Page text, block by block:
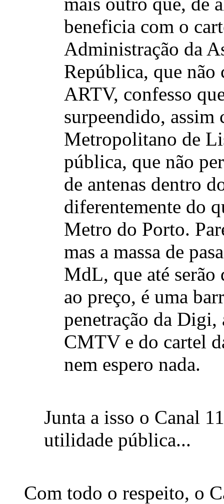
beneficia com o
Administração da
República, que não
ARTV, confesso
surpeendido,
Metropolitano de
pública, que não
de antenas dentro
diferentemente do
Metro do Porto.
mas a massa de
MdL, que até serão
ao preço, é uma
penetração da
CMTV e do cartel
nem espero nada.
Junta a isso o Canal
utilidade pública...
Com todo o respeito, o